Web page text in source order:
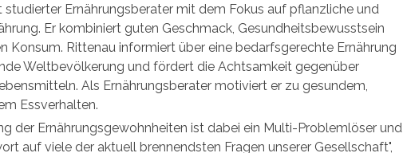
studierter Ernährungsberater mit dem Fokus auf pflanzliche und
Er kombiniert guten Geschmack, Gesundheitsbewusstsein
Konsum. Rittenau informiert über eine bedarfsgerechte Ernährung
Weltbevölkerung und fördert die Achtsamkeit gegenüber
Als Ernährungsberater motiviert er zu gesundem,
Essverhalten.
der Ernährungsgewohnheiten ist dabei ein Multi-Problemlöser und
auf viele der aktuell brennendsten Fragen unserer Gesellschaft",